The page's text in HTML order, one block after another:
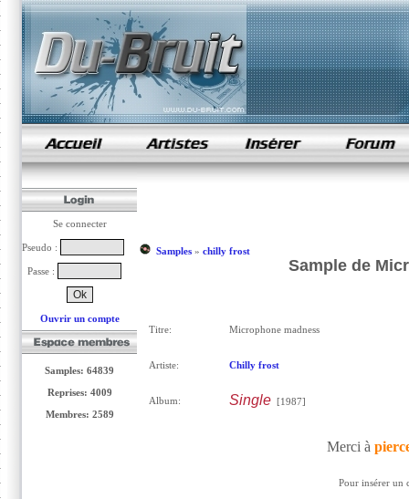
samples de rap
Se connecter
Pseudo :
Passe :
Ouvrir un compte
Samples: 64839
Reprises: 4009
Membres: 2589
Samples» chilly frost
Sample de
Titre: Microphone madness
Artiste: Chilly frost
Album: Single[1987]
Merci à
Pour insérer un